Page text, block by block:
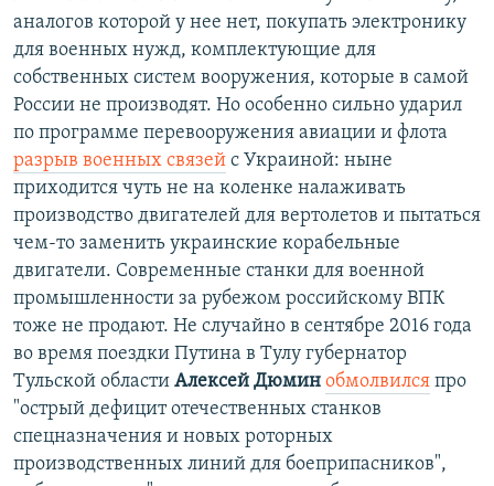
аналогов которой у нее нет, покупать электронику
для военных нужд, комплектующие для
собственных систем вооружения, которые в самой
России не производят. Но особенно сильно ударил
по программе перевооружения авиации и флота
разрыв военных связей с Украиной: ныне
приходится чуть не на коленке налаживать
производство двигателей для вертолетов и пытаться
чем-то заменить украинские корабельные
двигатели. Современные станки для военной
промышленности за рубежом российскому ВПК
тоже не продают. Не случайно в сентябре 2016 года
во время поездки Путина в Тулу губернатор
Тульской области Алексей Дюмин обмолвился про
"острый дефицит отечественных станков
спецназначения и новых роторных
производственных линий для боеприпасников",